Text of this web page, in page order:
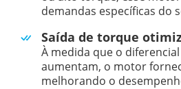
demandas específicas do
Saída de torque
À medida que o
aumentam, o motor
melhorando o